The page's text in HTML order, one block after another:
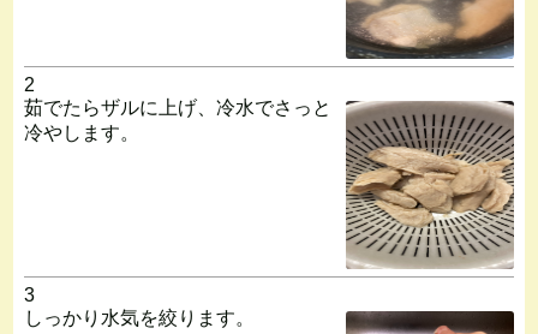
2
茹でたらザルに上げ、冷水でさっと
冷やします。
3
しっかり水気を絞ります。